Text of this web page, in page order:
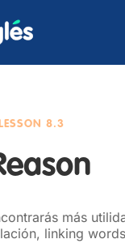
8.3
más
linking